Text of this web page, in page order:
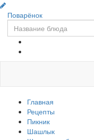
Поварёнок
Главная
Рецепты
Пикник
Шашлык